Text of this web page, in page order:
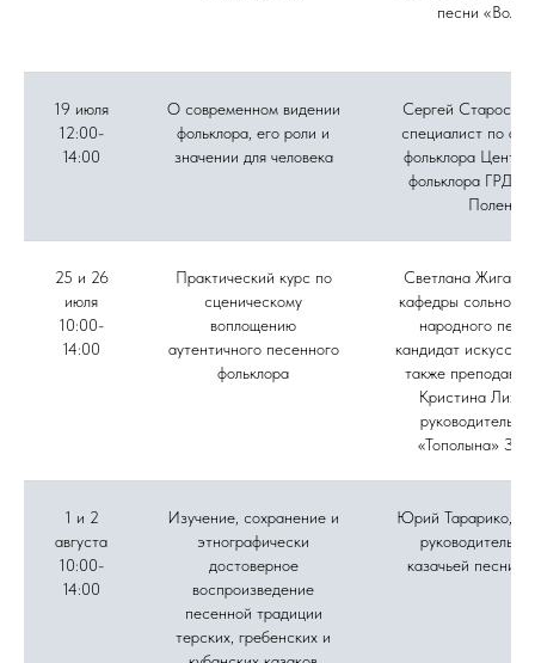
песни
19 июля
12:00-
14:00
О современном видении
фольклора, его роли и
значении для человека
Сергей
специалист по
фольклора Центра
фольклора
Поленова
25 и 26
июля
10:00-
14:00
Практический курс по
сценическому
воплощению
аутентичного песенного
фольклора
Светлана
кафедры сольного
народного
кандидат
также
Кристина
руководитель
«Тополына» Зоя
1 и 2
августа
10:00-
14:00
Изучение, сохранение и
этнографически
достоверное
воспроизведение
песенной традиции
терских, гребенских и
Юрий Тарарико,
руководитель
казачьей песни